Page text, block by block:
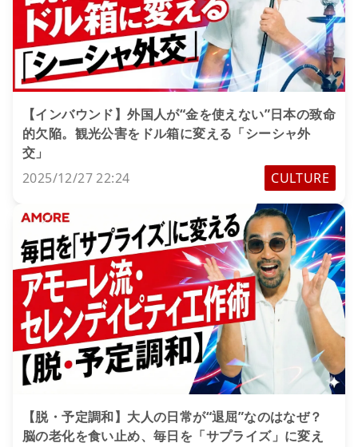
【インバウンド】外国人が“金を使えない”日本の致命
的欠陥。観光公害をドル箱に変える「シーシャ外
交」
2025/12/27 22:24
CULTURE
【脱・予定調和】大人の日常が“退屈”なのはなぜ？
脳の老化を食い止め、毎日を「サプライズ」に変え